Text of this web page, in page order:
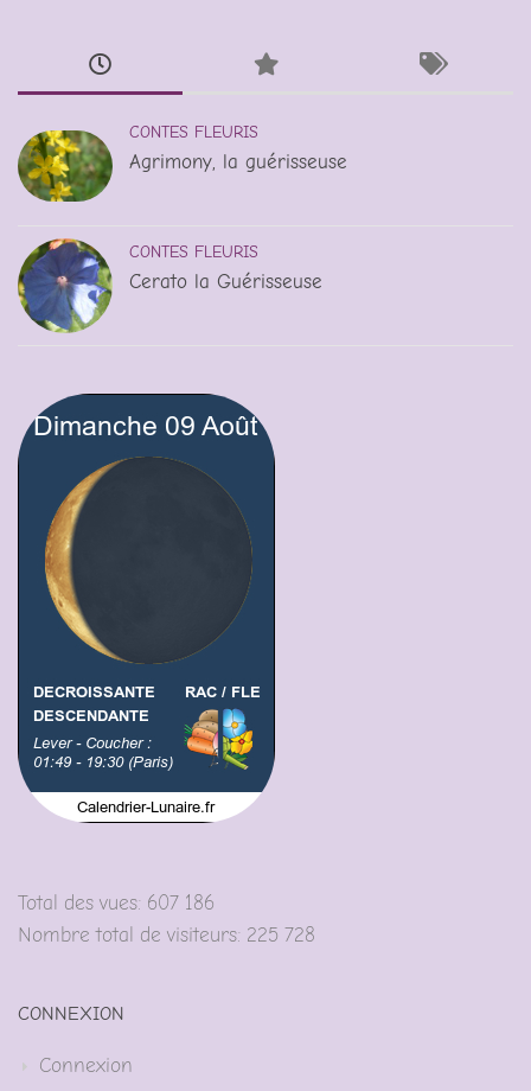
CONTES FLEURIS
Agrimony, la guérisseuse
CONTES FLEURIS
Cerato la Guérisseuse
Total des vues: 607 186
Nombre total de visiteurs: 225 728
CONNEXION
Connexion